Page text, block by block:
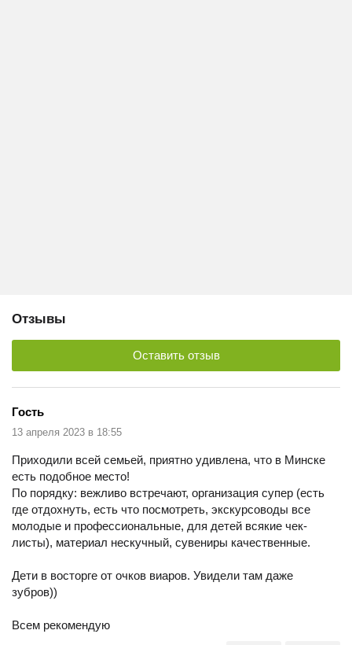
Отзывы
Оставить отзыв
Гость
13 апреля 2023 в 18:55
Приходили всей семьей, приятно удивлена, что в Минске
есть подобное место!
По порядку: вежливо встречают, организация супер (есть
где отдохнуть, есть что посмотреть, экскурсоводы все
молодые и профессиональные, для детей всякие чек-
листы), материал нескучный, сувениры качественные.
Дети в восторге от очков виаров. Увидели там даже
зубров))
Всем рекомендую